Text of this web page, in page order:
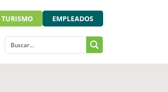
TURISMO EMPLEADOS